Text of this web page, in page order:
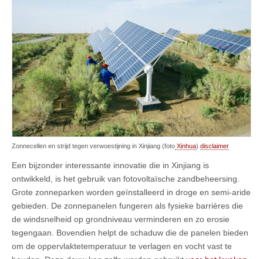
Zonnecellen en strijd tegen verwoestijning in Xinjiang (foto Xinhua) disclaimer
Een bijzonder interessante innovatie die in Xinjiang is
ontwikkeld, is het gebruik van fotovoltaïsche zandbeheersing.
Grote zonneparken worden geïnstalleerd in droge en semi-aride
gebieden. De zonnepanelen fungeren als fysieke barrières die
de windsnelheid op grondniveau verminderen en zo erosie
tegengaan. Bovendien helpt de schaduw die de panelen bieden
om de oppervlaktetemperatuur te verlagen en vocht vast te